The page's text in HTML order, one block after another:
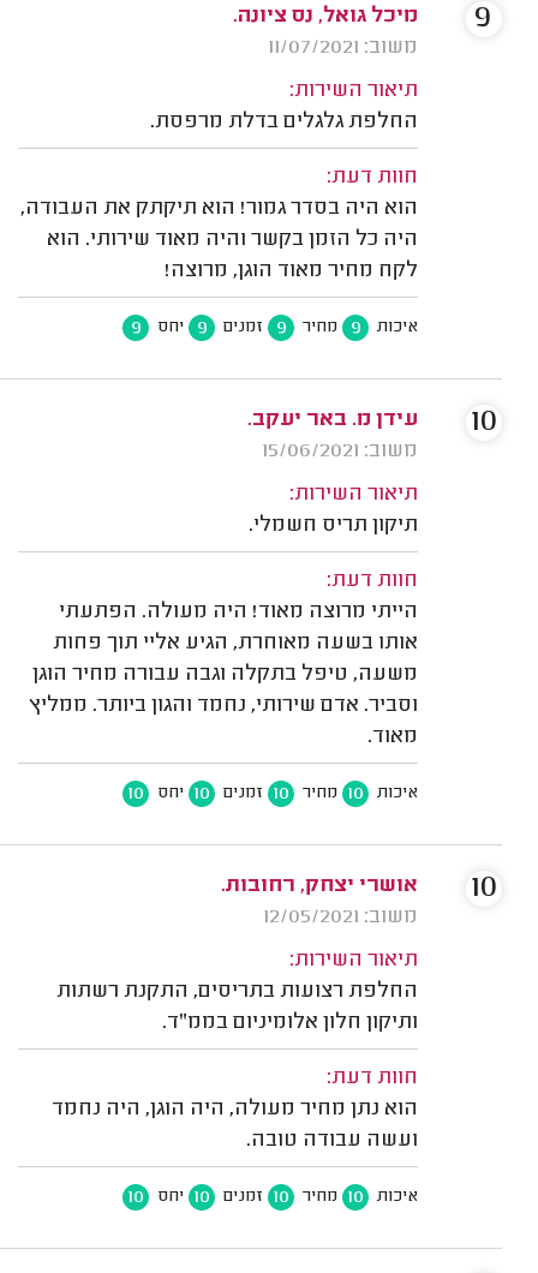
מיכל גואל, נס ציונה.
משוב: 11/07/2021
תיאור השירות:
החלפת גלגלים בדלת מרפסת.
חוות דעת:
הוא היה בסדר גמור! הוא תיקתק את העבודה,
היה כל הזמן בקשר והיה מאוד שירותי. הוא
לקח מחיר מאוד הוגן, מרוצה!
איכות 9 מחיר 9 זמנים 9 יחס 9
9
עידן מ. באר יעקב.
משוב: 15/06/2021
תיאור השירות:
תיקון תריס חשמלי.
חוות דעת:
הייתי מרוצה מאוד! היה מעולה. הפתעתי
אותו בשעה מאוחרת, הגיע אליי תוך פחות
משעה, טיפל בתקלה וגבה עבורה מחיר הוגן
וסביר. אדם שירותי, נחמד והגון ביותר. ממליץ
מאוד.
איכות 10 מחיר 10 זמנים 10 יחס 10
10
אושרי יצחק, רחובות.
משוב: 12/05/2021
תיאור השירות:
החלפת רצועות בתריסים, התקנת רשתות
ותיקון חלון אלומיניום בממ"ד.
חוות דעת:
הוא נתן מחיר מעולה, היה הוגן, היה נחמד
ועשה עבודה טובה.
איכות 10 מחיר 10 זמנים 10 יחס 10
10